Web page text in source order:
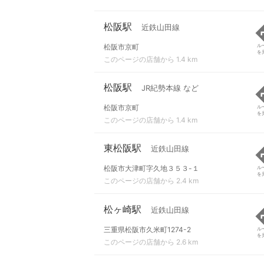
松阪駅 近鉄山田線
松阪市京町
このページの店舗から 1.4 km
ル
を
松阪駅 JR紀勢本線 など
松阪市京町
このページの店舗から 1.4 km
ル
を
東松阪駅 近鉄山田線
松阪市大津町字久地３５３-１
このページの店舗から 2.4 km
ル
を
松ヶ崎駅 近鉄山田線
三重県松阪市久米町1274-2
このページの店舗から 2.6 km
ル
を